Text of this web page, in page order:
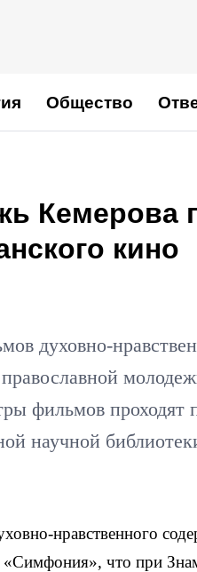
Общество
Кемерова
кино
духовно-
фильмов проходят
научной
нравственного
что при